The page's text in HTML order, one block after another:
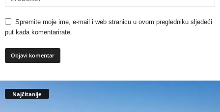
Spremite moje ime, e-mail i web stranicu u ovom pregledniku sljedeći
put kada komentarirate.
Najčitanije